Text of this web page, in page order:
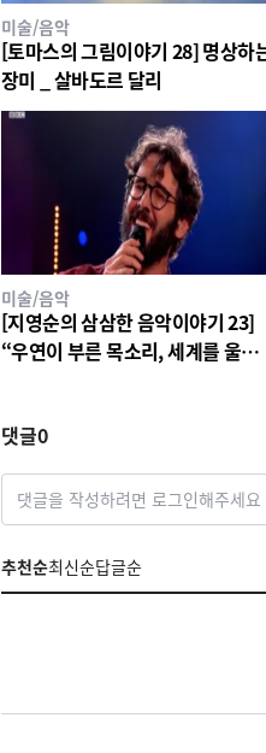
미술/음악
[토마스의 그림이야기 28] 명상하는
장미 _ 살바도르 달리
미술/음악
[지영순의 삼삼한 음악이야기 23]
“우연이 부른 목소리, 세계를 울리
댓글0
댓글을 작성하려면 로그인해주세요
추천순최신순답글순